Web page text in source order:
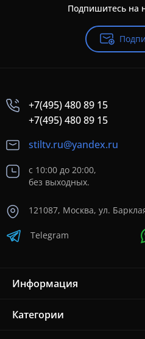
Подпишитесь на
+7(495) 480 89 15
+7(495) 480 89 15
stiltv.ru@yandex.ru
с 10:00 до 20:00,
без выходных.
121087, Москва, ул.
Telegram
Информация
Категории